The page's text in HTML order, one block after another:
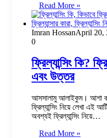
Read More »
Imran HossanApril 20,
0
ফ্রিল্যান্সিং কি?
এবং উত্তর
আসসালামু আলাইকুম। আশা
ফ্রিল্যান্সিং নিয়ে লেখা এই
অবশ্যই ফ্রিল্যান্সিং নিয়ে…
Read More »